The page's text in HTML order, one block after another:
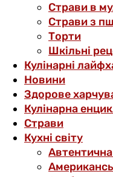
Страви в
Страви з
Торти
Шкільні
Кулінарні
Новини
Здорове
Кулінарна
Страви
Кухні світу
Автентична